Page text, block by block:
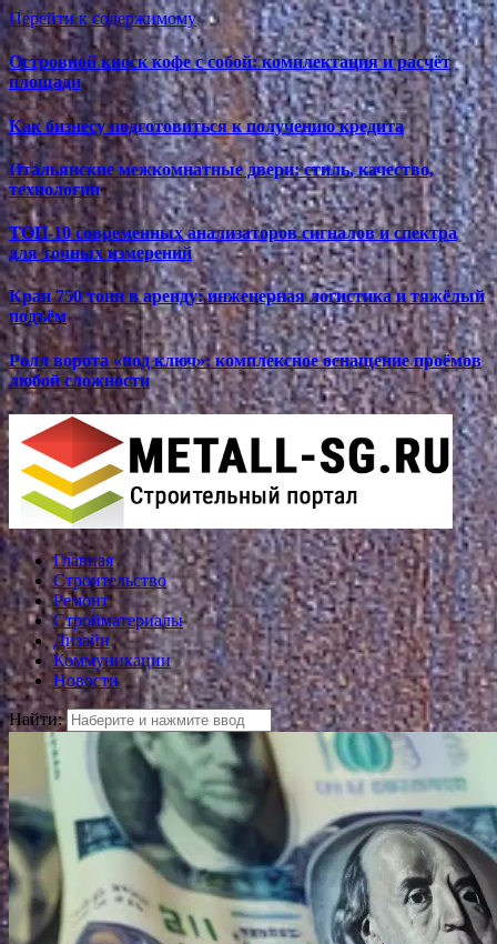
Перейти к содержимому
Островной киоск кофе с собой: комплектация и расчёт
площади
Как бизнесу подготовиться к получению кредита
Итальянские межкомнатные двери: стиль, качество,
технологии
ТОП-10 современных анализаторов сигналов и спектра
для точных измерений
Кран 750 тонн в аренду: инженерная логистика и тяжёлый
подъём
Ролл ворота «под ключ»: комплексное оснащение проёмов
любой сложности
Главная
Строительство
Ремонт
Стройматериалы
Дизайн
Коммуникации
Новости
Найти: